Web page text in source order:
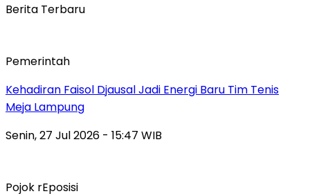
Berita Terbaru
Pemerintah
Kehadiran Faisol Djausal Jadi Energi Baru Tim Tenis
Meja Lampung
Senin, 27 Jul 2026 - 15:47 WIB
Pojok rEposisi